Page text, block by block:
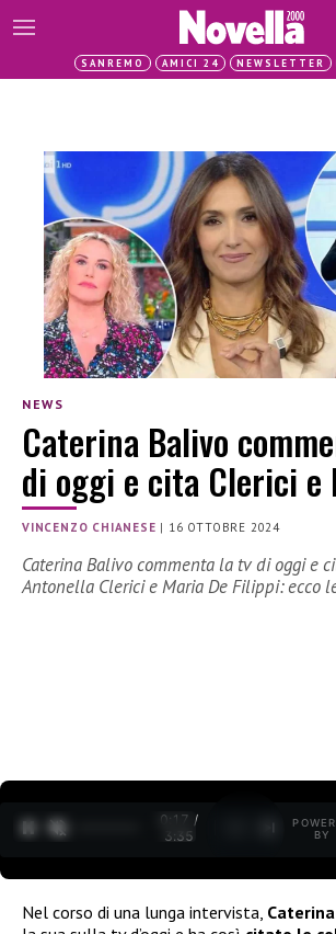
SANREMO AMICI 24 NEWSLETTER
NEWS
Caterina Balivo
di oggi e cita Clerici e
VINCENZO CHIANESE | 16 OTTOBRE 2024
Caterina Balivo commenta la tv di oggi e
Antonella Clerici e Maria De Filippi: ecco
0:18 /
3:35
BY
Nel corso di una lunga intervista,